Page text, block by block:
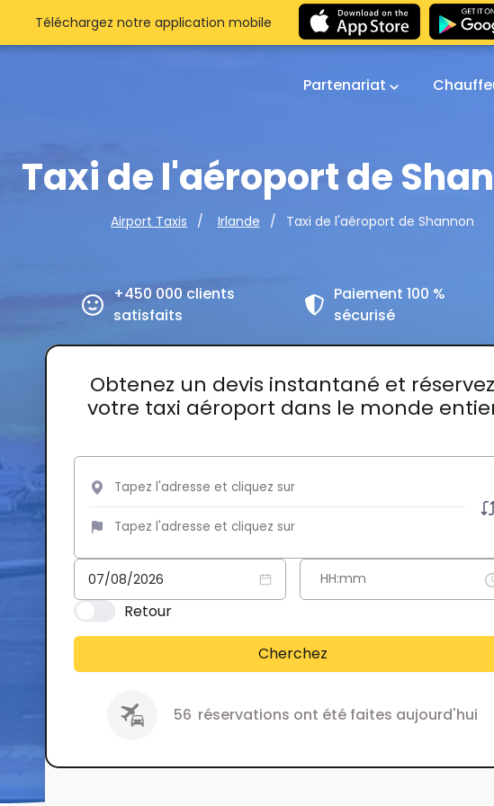
Partenariat
Taxi de l'aéroport de
Airport Taxis Irlande Taxi de l'aéroport de Shannon
+450 000 clients
satisfaits
Paiement 100 %
sécurisé
Obtenez un devis instantané et réservez
votre taxi aéroport dans le monde
Retour
Cherchez
56 réservations ont été faites aujourd'hui
Téléchargez notre application mobile